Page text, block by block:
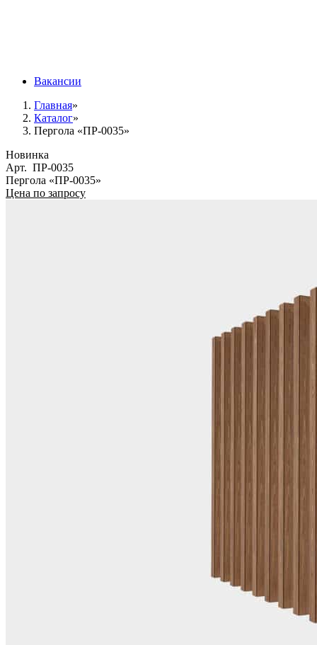
Вакансии
Главная»
Каталог»
Пергола «ПР-0035»
Новинка
Арт. ПР-0035
Пергола «ПР-0035»
Цена по запросу